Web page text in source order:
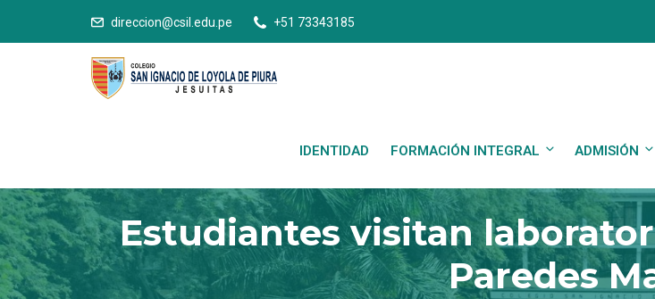
direccion@csil.edu.pe +51 73343185
IDENTIDAD FORMACIÓN INTEGRAL ADMISIÓN
Estudiantes visitan
Paredes